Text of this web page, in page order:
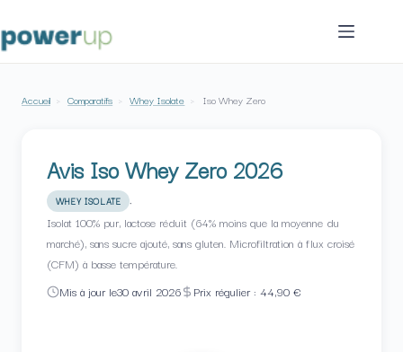
au
contenu
Accueil › Comparatifs › Whey Isolate › Iso Whey Zero
Avis Iso Whey Zero 2026
WHEY ISOLATE
·
Isolat 100% pur, lactose réduit (64% moins que la moyenne du
marché), sans sucre ajouté, sans gluten. Microfiltration à flux croisé
(CFM) à basse température.
Mis à jour le30 avril 2026 Prix régulier : 44,90 €